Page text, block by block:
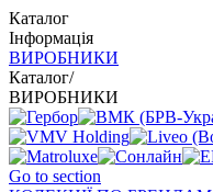
Каталог
Інформація
ВИРОБНИКИ
Каталог/
ВИРОБНИКИ
Go to section